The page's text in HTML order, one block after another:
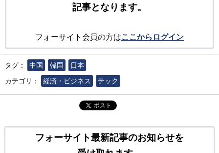
記事となります。
フォーサイト会員の方はここからログイン
タグ： 中国 韓国
日本
カテゴリ：
経済・ビジネス テック
ポスト
フォーサイト最新記事のお知らせを